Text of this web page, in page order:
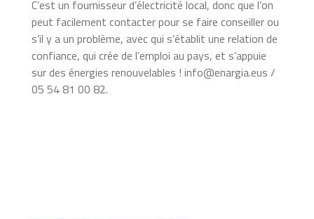
C’est un fournisseur d’électricité local, donc que l’on
peut facilement contacter pour se faire conseiller ou
s’il y a un problème, avec qui s’établit une relation de
confiance, qui crée de l’emploi au pays, et s’appuie
sur des énergies renouvelables ! info@enargia.eus /
05 54 81 00 82.